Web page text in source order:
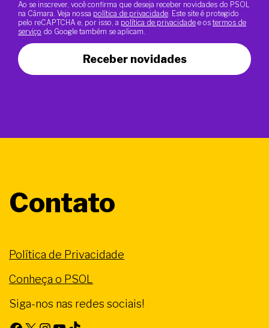
Ao se inscrever, você confirma que deseja receber novidades do PSOL
na Câmara. Veja nossa política de privacidade . Este site é protegido
pelo reCAPTCHA e, por isso, a política de privacidade e os termos de
serviço do Google também se aplicam.
Receber novidades
Contato
Política de Privacidade
Conheça o PSOL
Siga-nos nas redes sociais!